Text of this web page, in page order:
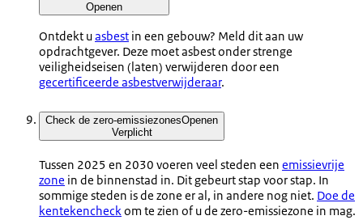
Openen
Ontdekt uasbest in een gebouw? Meld dit aan uw
opdrachtgever. Deze moet asbest onder strenge
veiligheidseisen (laten) verwijderen door een
gecertificeerde asbestverwijderaar.
Check de zero-emissiezonesOpenen
Verplicht
Tussen 2025 en 2030 voeren veel steden een emissievrije
zone in de binnenstad in. Dit gebeurt stap voor stap. In
sommige steden is de zone er al, in andere nog niet. Doe de
kentekencheckom te zien of u de zero-emissiezone in mag.